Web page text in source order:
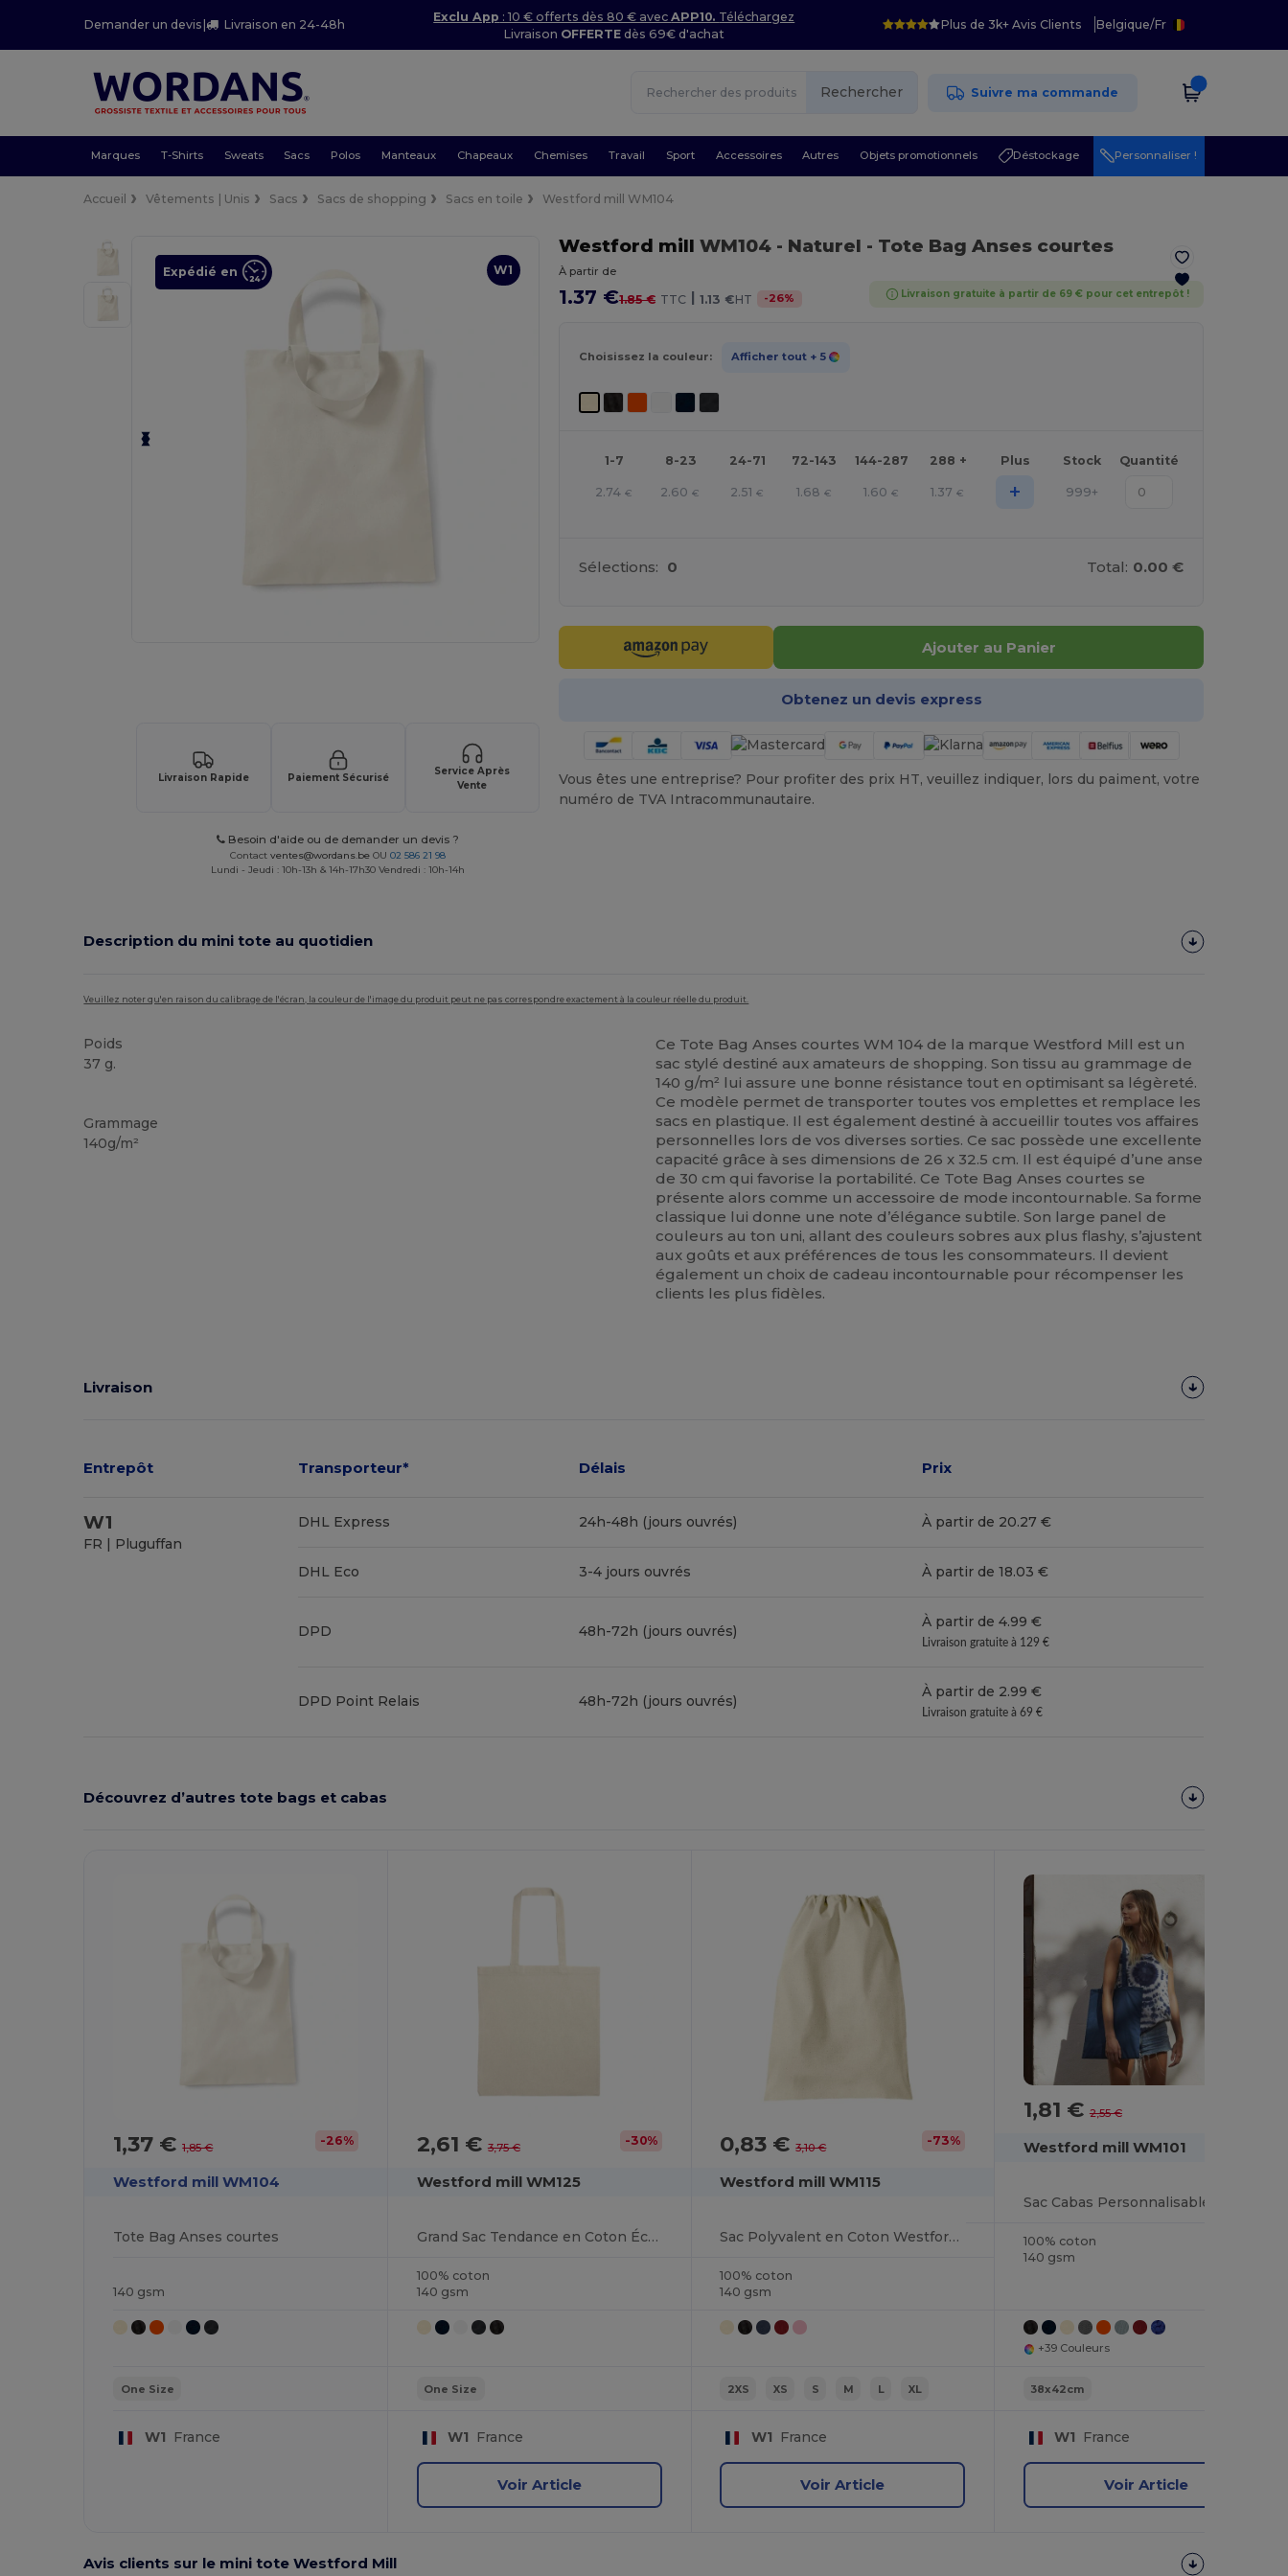
Demander un devis | Livraison en 24-48h
Exclu App : 10 € offerts dès 80 € avecAPP10. Téléchargez
Livraison OFFERTE dès 69€ d'achat
Plus de 3k+ Avis Clients Belgique/Fr
Rechercher Suivre ma commande
Marques T-Shirts Sweats Sacs Polos Manteaux Chapeaux Chemises Travail Sport Accessoires Autres Objets promotionnels Déstockage Personnaliser !
Accueil Vêtements | Unis Sacs Sacs de shopping Sacs en toile Westford mill WM104
W1
Expédié en
Livraison Rapide Paiement Sécurisé
Service Après
Vente
Besoin d'aide ou de demander un devis ?
Contactventes@wordans.be OU02 586 21 98
Lundi - Jeudi : 10h-13h & 14h-17h30 Vendredi : 10h-14h
Westford mill WM104 - Naturel - Tote Bag Anses courtes
À partir de
1.37 €1.85 € TTC | 1.13 €HT -26% Livraison gratuite à partir de 69 € pour cet entrepôt !
Choisissez la couleur: Afficher tout + 5
1-7 8-23 24-71 72-143 144-287 288 + Plus Stock Quantité
2.74 € 2.60 € 2.51 € 1.68 € 1.60 € 1.37 € + 999+
Sélections: 0 Total: 0.00 €
Ajouter au Panier
Obtenez un devis express
Vous êtes une entreprise? Pour profiter des prix HT, veuillez indiquer, lors du paiment, votre
numéro de TVA Intracommunautaire.
Description du mini tote au quotidien
Veuillez noter qu'en raison du calibrage de l'écran, la couleur de l'image du produit peut ne pas correspondre exactement à la couleur réelle du produit.
Poids
37 g.
Grammage
140g/m²
Ce Tote Bag Anses courtes WM 104 de la marque Westford Mill est un
sac stylé destiné aux amateurs de shopping. Son tissu au grammage de
140 g/m² lui assure une bonne résistance tout en optimisant sa légèreté.
Ce modèle permet de transporter toutes vos emplettes et remplace les
sacs en plastique. Il est également destiné à accueillir toutes vos affaires
personnelles lors de vos diverses sorties. Ce sac possède une excellente
capacité grâce à ses dimensions de 26 x 32.5 cm. Il est équipé d’une anse
de 30 cm qui favorise la portabilité. Ce Tote Bag Anses courtes se
présente alors comme un accessoire de mode incontournable. Sa forme
classique lui donne une note d’élégance subtile. Son large panel de
couleurs au ton uni, allant des couleurs sobres aux plus flashy, s’ajustent
aux goûts et aux préférences de tous les consommateurs. Il devient
également un choix de cadeau incontournable pour récompenser les
clients les plus fidèles.
Livraison
Entrepôt Transporteur* Délais Prix
W1
FR | Pluguffan
DHL Express 24h-48h (jours ouvrés) À partir de 20.27 €
DHL Eco 3-4 jours ouvrés À partir de 18.03 €
DPD 48h-72h (jours ouvrés)
À partir de 4.99 €
Livraison gratuite à 129 €
DPD Point Relais 48h-72h (jours ouvrés)
À partir de 2.99 €
Livraison gratuite à 69 €
Découvrez d’autres tote bags et cabas
Personnalisez-
1,37 €1,85 € -26%
Westford mill WM104
Tote Bag Anses courtes
140 gsm
One Size
W1 France
2,61 € 3,75 € -30%
Westford mill WM125
Grand Sac Tendance en Coton Écologique
100% coton
140 gsm
One Size
W1 France
Voir Article
0,83 €3,10 € -73%
Westford mill WM115
Sac Polyvalent en Coton Westford Mill
100% coton
140 gsm
2XS XS S M L XL
W1 France
Voir Article
1,81 € 2,55 €
Westford mill WM101
100% coton
140 gsm
+39 Couleurs
38x42cm
W1 France
Voir Article
Avis clients sur le mini tote Westford Mill